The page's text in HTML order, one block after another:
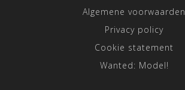
Algemene voorwaarden
Privacy policy
Cookie statement
Wanted: Model!